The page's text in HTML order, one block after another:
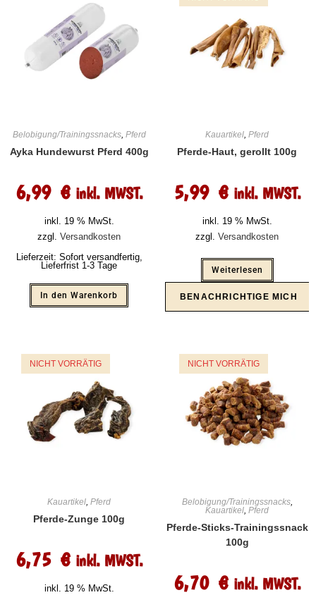
Belobigung/Trainingssnacks, Pferd
Ayka Hundewurst Pferd 400g
6,99 € inkl. MWST.
inkl. 19 % MwSt.
zzgl. Versandkosten
Lieferzeit: Sofort versandfertig,
Lieferfrist 1-3 Tage
In den Warenkorb
Kauartikel Pferd
Pferde-Haut, gerollt 100g
5,99 € inkl. MWST.
inkl. 19 % MwSt.
zzgl. Versandkosten
Weiterlesen
NICHT VORRÄTIG
Kauartikel Pferd
Pferde-Zunge 100g
6,75 € inkl. MWST.
inkl. 19 % MwSt.
NICHT VORRÄTIG
Belobigung/Trainingssnacks,
Kauartikel Pferd
Pferde-Sticks-Trainingssnack
100g
6,70 € inkl. MWST.